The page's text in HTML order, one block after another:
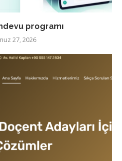
programı
27, 2026